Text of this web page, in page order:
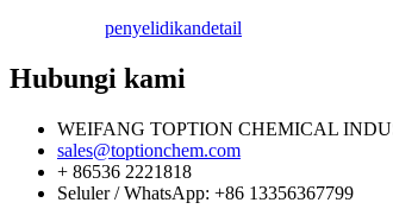
penyelidikandetail
Hubungi kami
WEIFANG TOPTION CHEMICAL
sales@toptionchem.com
+ 86536 2221818
Seluler / WhatsApp: +86 13356367799